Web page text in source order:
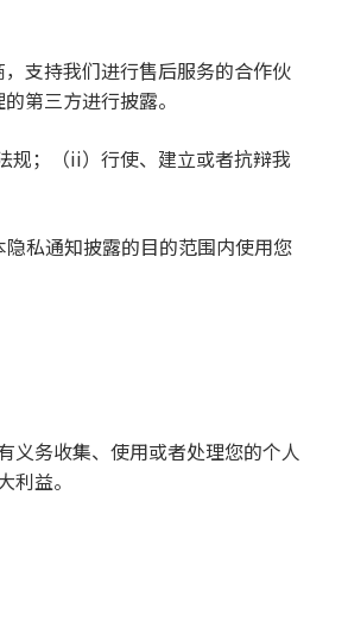
支持我们进行售后服务的合作伙
第三方进行披露。
规；（ii）行使、建立或者抗辩我
私通知披露的目的范围内使用您
义务收集、使用或者处理您的个人
益。